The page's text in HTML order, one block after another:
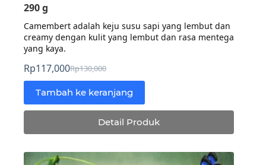
290 g
Camembert adalah keju susu sapi yang lembut dan
creamy dengan kulit yang lembut dan rasa mentega
yang kaya.
Rp130,000
Harga
aslinya
adalah:
Rp130,000.
Rp117,000Harga
saat
ini
adalah:
Rp117,000.
Tambah ke keranjang
Detail Produk